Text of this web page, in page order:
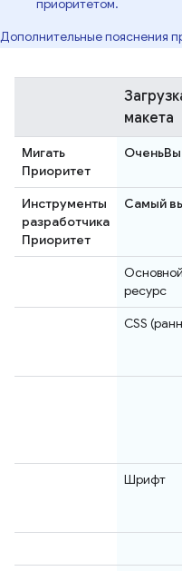
приоритетом.
Дополнительные пояснения
макета
Мигать
Приоритет
Инструменты
разработчика
Приоритет
Самый
Основной
ресурс
CSS
Шрифт